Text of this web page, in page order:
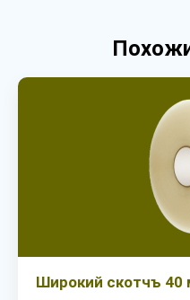
Широкий скотчъ